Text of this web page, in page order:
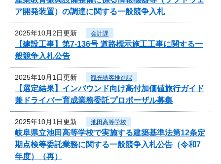
ア開発装置）の調達に関する一般競争入札
2025年10月2日更新 会計課
【建設工事】第7-136号 道路標示施工工事に関する一
般競争入札公告
2025年10月1日更新 観光誘客推進課
【選定結果】インバウンド向け高付加価値旅行ガイド
兼ドライバー育成業務委託プロポーザル募集
2025年10月1日更新 池田高等学校
岐阜県立池田高等学校で実施する建築基準法第12条定
期点検等委託業務に関する一般競争入札公告（令和7
年度）（再）